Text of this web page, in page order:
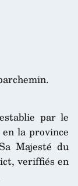
par le
la province
Majesté du
veriffiés en